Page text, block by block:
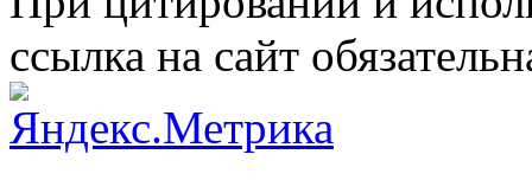
ссылка на сайт